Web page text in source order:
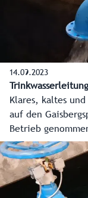
14.09.2023
Klares, kaltes
auf den
Betrieb
Euro
nötig, dass
und Wanderer
Salzburger